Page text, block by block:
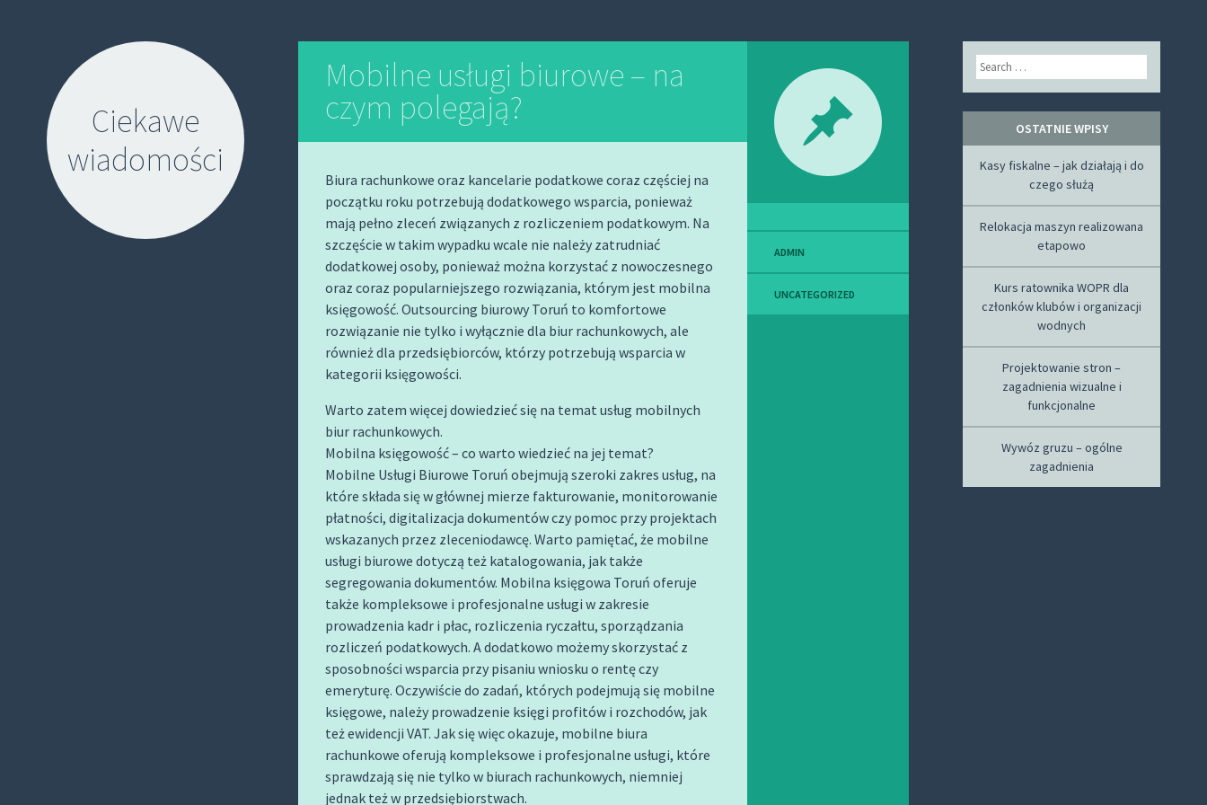
Ciekawe
wiadomości
Mobilne usługi biurowe – na
czym polegają?
Biura rachunkowe oraz kancelarie podatkowe coraz częściej na
początku roku potrzebują dodatkowego wsparcia, ponieważ
mają pełno zleceń związanych z rozliczeniem podatkowym. Na
szczęście w takim wypadku wcale nie należy zatrudniać
dodatkowej osoby, ponieważ można korzystać z nowoczesnego
oraz coraz popularniejszego rozwiązania, którym jest mobilna
księgowość. Outsourcing biurowy Toruń to komfortowe
rozwiązanie nie tylko i wyłącznie dla biur rachunkowych, ale
również dla przedsiębiorców, którzy potrzebują wsparcia w
kategorii księgowości.
Warto zatem więcej dowiedzieć się na temat usług mobilnych
biur rachunkowych.
Mobilna księgowość – co warto wiedzieć na jej temat?
Mobilne Usługi Biurowe Toruń obejmują szeroki zakres usług, na
które składa się w głównej mierze fakturowanie, monitorowanie
płatności, digitalizacja dokumentów czy pomoc przy projektach
wskazanych przez zleceniodawcę. Warto pamiętać, że mobilne
usługi biurowe dotyczą też katalogowania, jak także
segregowania dokumentów. Mobilna księgowa Toruń oferuje
także kompleksowe i profesjonalne usługi w zakresie
prowadzenia kadr i płac, rozliczenia ryczałtu, sporządzania
rozliczeń podatkowych. A dodatkowo możemy skorzystać z
sposobności wsparcia przy pisaniu wniosku o rentę czy
emeryturę. Oczywiście do zadań, których podejmują się mobilne
księgowe, należy prowadzenie księgi profitów i rozchodów, jak
też ewidencji VAT. Jak się więc okazuje, mobilne biura
rachunkowe oferują kompleksowe i profesjonalne usługi, które
sprawdzają się nie tylko w biurach rachunkowych, niemniej
jednak też w przedsiębiorstwach.
ADMIN
UNCATEGORIZED
Search
OSTATNIE WPISY
Kasy fiskalne – jak działają i do
czego służą
Relokacja maszyn realizowana
etapowo
Kurs ratownika WOPR dla
członków klubów i organizacji
wodnych
Projektowanie stron –
zagadnienia wizualne i
funkcjonalne
Wywóz gruzu – ogólne
zagadnienia